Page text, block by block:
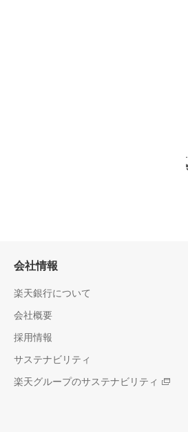
会社情報
楽天銀行について
会社概要
採用情報
サステナビリティ
楽天グループのサステナビリティ